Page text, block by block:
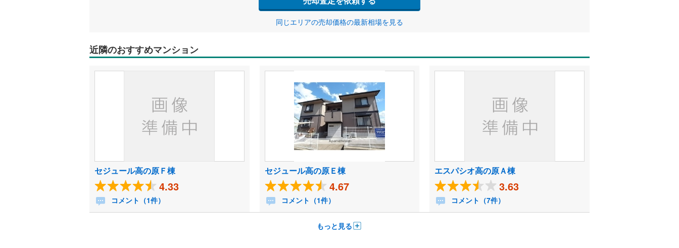
同じエリアの売却価格の最新相場を見る
近隣のおすすめマンション
セジュール高の原Ｆ棟
4.33
コメント（1件）
セジュール高の原Ｅ棟
4.67
コメント（1件）
エスパシオ高の原Ａ棟
3.63
コメント（7件）
もっと見る